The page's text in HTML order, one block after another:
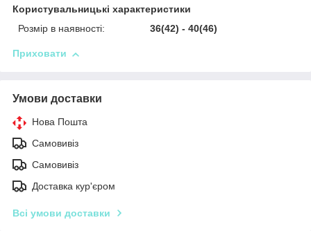
Користувальницькі характеристики
Розмір в наявності:
36(42) - 40(46)
Приховати
Умови доставки
Нова Пошта
Самовивіз
Самовивіз
Доставка кур'єром
Всі умови доставки